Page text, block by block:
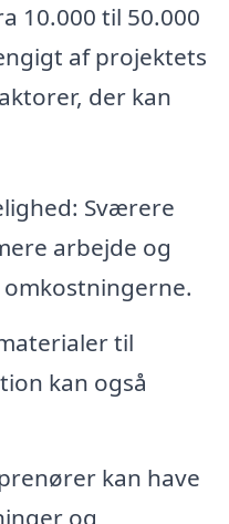
10.000 til 50.000
af projektets
der kan
Sværere
arbejde og
til
kan også
kan have
og